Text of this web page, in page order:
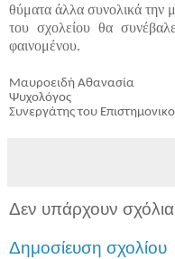
θύματα άλλα συνολικά την
του σχολείου θα
φαινομένου.
Μαυροειδή Αθανασία
Ψυχολόγος
Συνεργάτης του
Δεν υπάρχουν
Δημοσίευση σχολίου